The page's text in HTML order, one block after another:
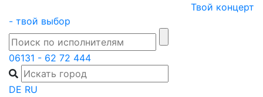
content
Твой концерт
- твой выбор
06131 - 62 72 444
DE RU